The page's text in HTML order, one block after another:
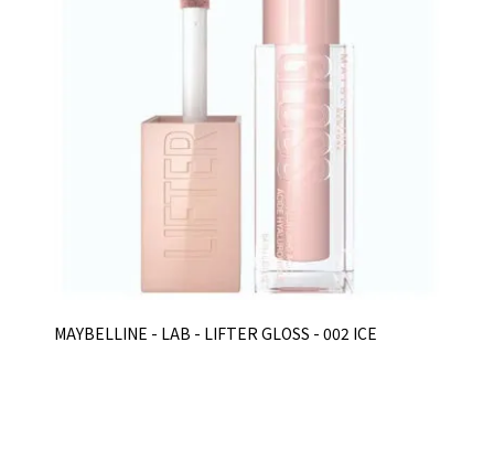
MAYBELLINE - LAB - LIFTER GLOSS - 002 ICE